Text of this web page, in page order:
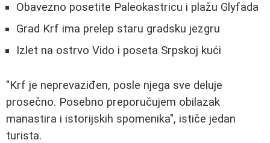
Obavezno posetite Paleokastricu i plažu Glyfada
Grad Krf ima prelep staru gradsku jezgru
Izlet na ostrvo Vido i poseta Srpskoj kući
"Krf je neprevaziđen, posle njega sve deluje
prosečno. Posebno preporučujem obilazak
manastira i istorijskih spomenika", ističe jedan
turista.